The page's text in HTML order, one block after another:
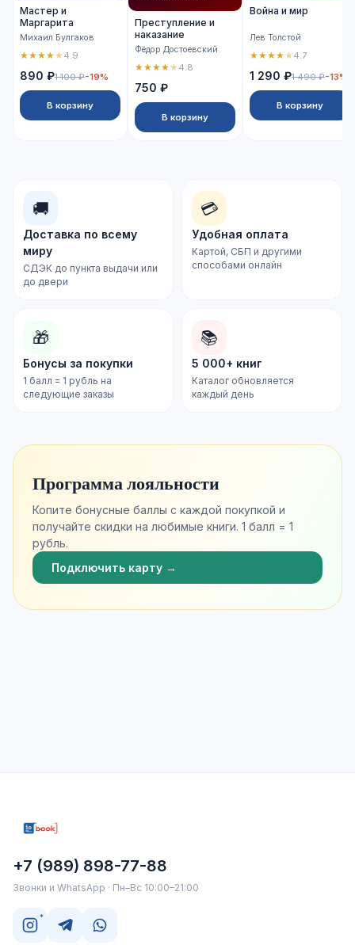
Мастер и
Маргарита
Михаил Булгаков
★★★★★4.9
890 ₽1 100 ₽-19%
В корзину
Преступление и
наказание
Фёдор Достоевский
★★★★★4.8
750 ₽
В корзину
Война и мир
Лев Толстой
★★★★★4.7
1 290 ₽1 490 ₽-13%
В корзину
🚚
Доставка по всему
миру
СДЭК до пункта выдачи или
до двери
💳
Удобная оплата
Картой, СБП и другими
способами онлайн
🎁
Бонусы за покупки
1 балл = 1 рубль на
следующие заказы
📚
5 000+ книг
Каталог обновляется
каждый день
Программа лояльности
Копите бонусные баллы с каждой покупкой и
получайте скидки на любимые книги. 1 балл = 1
рубль.
Подключить карту →
+7 (989) 898-77-88
Звонки и WhatsApp · Пн–Вс 10:00–21:00
*